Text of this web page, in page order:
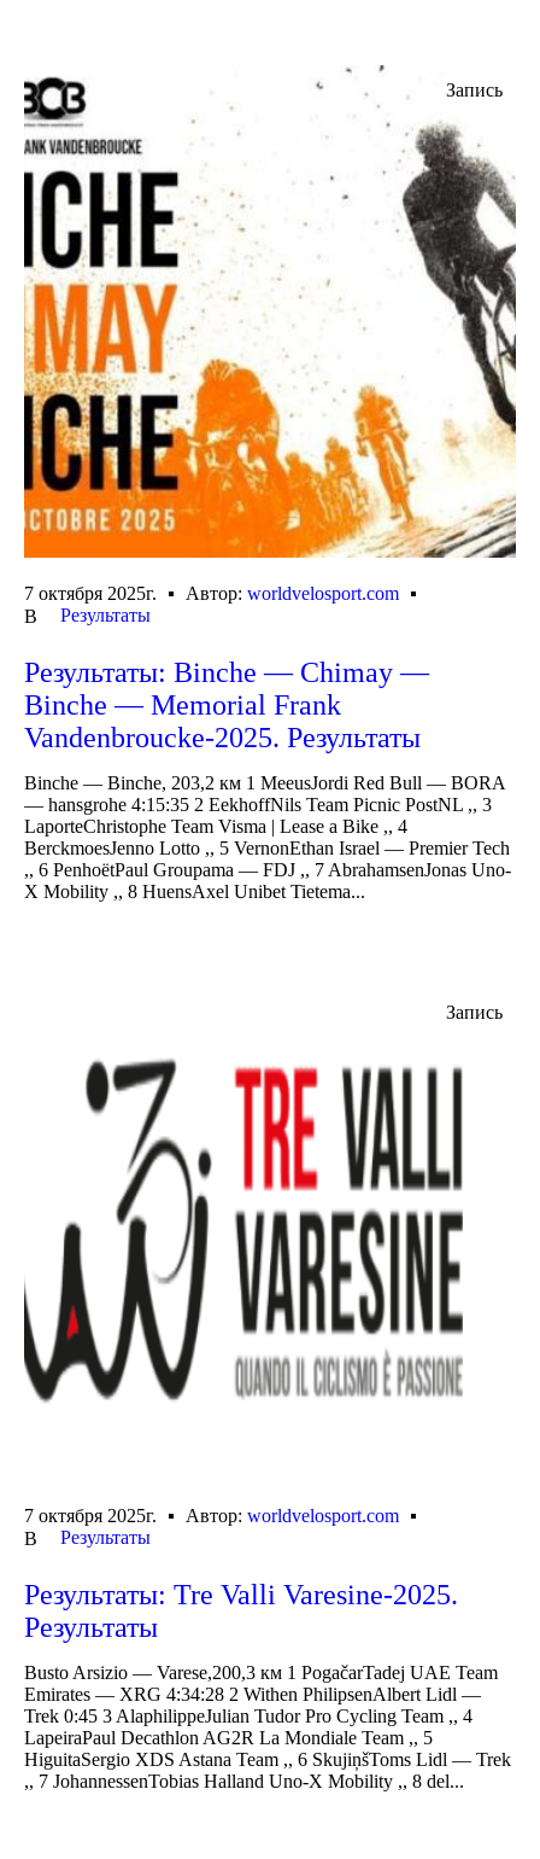
Запись
7 октября 2025г. Автор: worldvelosport.com
В
Результаты
Результаты: Binche — Chimay —
Binche — Memorial Frank
Vandenbroucke-2025. Результаты
Binche — Binche, 203,2 км 1 MeeusJordi Red Bull — BORA
— hansgrohe 4:15:35 2 EekhoffNils Team Picnic PostNL ,, 3
LaporteChristophe Team Visma | Lease a Bike ,, 4
BerckmoesJenno Lotto ,, 5 VernonEthan Israel — Premier Tech
,, 6 PenhoëtPaul Groupama — FDJ ,, 7 AbrahamsenJonas Uno-
X Mobility ,, 8 HuensAxel Unibet Tietema...
Запись
7 октября 2025г. Автор: worldvelosport.com
В
Результаты
Результаты: Tre Valli Varesine-2025.
Результаты
Busto Arsizio — Varese,200,3 км 1 PogačarTadej UAE Team
Emirates — XRG 4:34:28 2 Withen PhilipsenAlbert Lidl —
Trek 0:45 3 AlaphilippeJulian Tudor Pro Cycling Team ,, 4
LapeiraPaul Decathlon AG2R La Mondiale Team ,, 5
HiguitaSergio XDS Astana Team ,, 6 SkujiņšToms Lidl — Trek
,, 7 JohannessenTobias Halland Uno-X Mobility ,, 8 del...